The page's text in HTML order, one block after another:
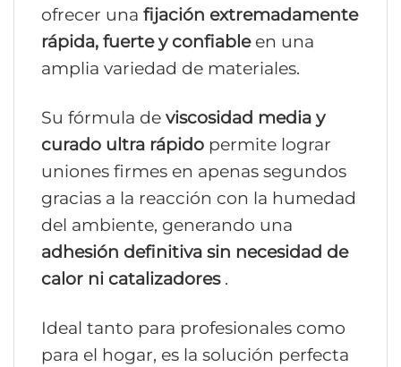
ofrecer una fijación extremadamente
rápida, fuerte y confiableen una
amplia variedad de materiales.
Su fórmula de viscosidad media y
curado ultra rápido permite lograr
uniones firmes en apenas segundos
gracias a la reacción con la humedad
del ambiente, generando una
adhesión definitiva sin necesidad de
calor ni catalizadores.
Ideal tanto para profesionales como
para el hogar, es la solución perfecta